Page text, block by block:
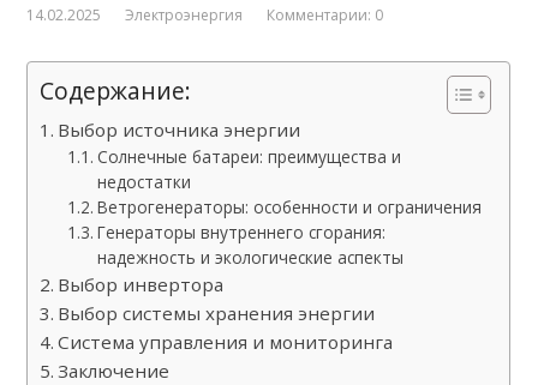
14.02.2025 Электроэнергия Комментарии: 0
Содержание:
Выбор источника энергии
Солнечные батареи: преимущества и
недостатки
Ветрогенераторы: особенности и ограничения
Генераторы внутреннего сгорания:
надежность и экологические аспекты
Выбор инвертора
Выбор системы хранения энергии
Система управления и мониторинга
Заключение